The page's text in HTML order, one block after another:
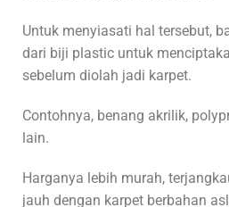
Untuk menyiasati hal tersebut,
dari biji plastic untuk
sebelum diolah jadi karpet.
Contohnya, benang akrilik,
lain.
Harganya lebih murah,
jauh dengan karpet berbahan